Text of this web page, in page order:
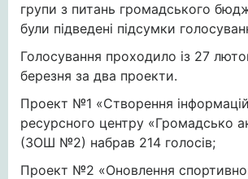
групи з питань громадського
були підведені підсумки
Голосування проходило із 27
березня за два проекти.
Проект №1 «Створення
ресурсного центру «Громадсько
(ЗОШ №2) набрав 214 голосів;
Проект №2 «Оновлення